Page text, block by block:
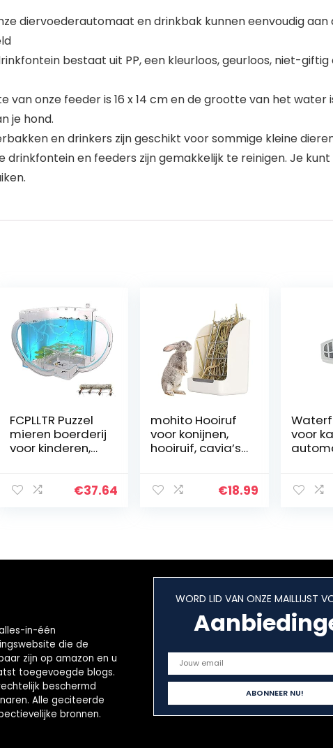
diervoederautomaat en drinkbak kunnen eenvoudig
bestaat uit PP, een kleurloos, geurloos, niet-
onze feeder is 16 x 14 cm en de grootte van het water
je hond.
en drinkers zijn geschikt voor sommige kleine
drinkfontein en feeders zijn gemakkelijk te reinigen. Je
FCPLLTR Puzzel
mieren boerderij
voor kinderen,
miernesten,€37.64
mohito Hooiruf
voor konijnen,
hooiruif, cavia’s,
hamstervoer,
voor konijnen,
cavia’s,
€18.99
voor
drinker
in-één
die de
zijn op amazon en u
toegevoegde blogs.
beschermd
Alle geciteerde
bronnen.
WORD LID VAN ONZE MAILLIJST